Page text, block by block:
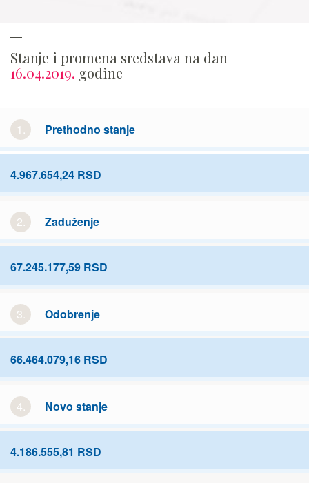
Stanje i promena sredstava na dan
16.04.2019. godine
1. Prethodno stanje
4.967.654,24 RSD
2. Zaduženje
67.245.177,59 RSD
3. Odobrenje
66.464.079,16 RSD
4. Novo stanje
4.186.555,81 RSD